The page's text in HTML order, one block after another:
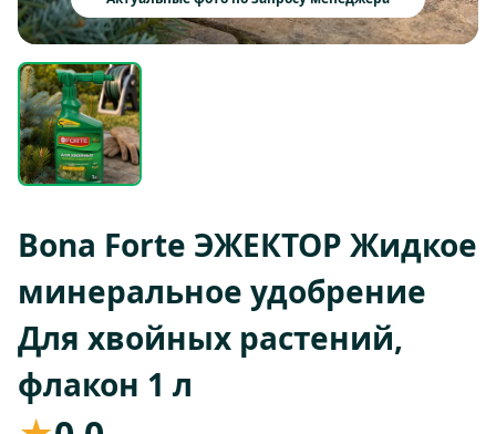
Bona Forte ЭЖЕКТОР Жидкое
минеральное удобрение
Для хвойных растений,
флакон 1 л